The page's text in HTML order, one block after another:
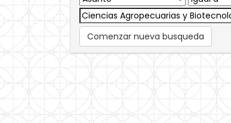
Comenzar nueva busqueda